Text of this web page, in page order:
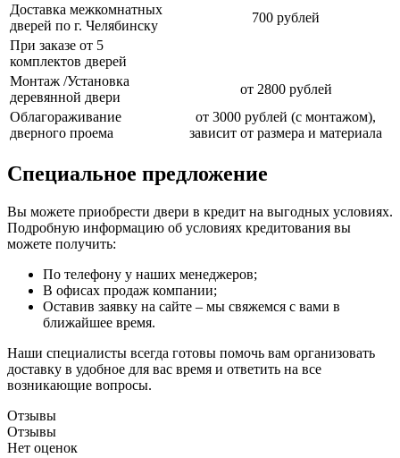
Доставка межкомнатных
дверей по г. Челябинску
700 рублей
При заказе от 5
комплектов дверей
Монтаж /Установка
деревянной двери
от 2800 рублей
Облагораживание
дверного проема
от 3000 рублей (с монтажом),
зависит от размера и материала
Специальное предложение
Вы можете приобрести двери в кредит на выгодных условиях.
Подробную информацию об условиях кредитования вы
можете получить:
По телефону у наших менеджеров;
В офисах продаж компании;
Оставив заявку на сайте – мы свяжемся с вами в
ближайшее время.
Наши специалисты всегда готовы помочь вам организовать
доставку в удобное для вас время и ответить на все
возникающие вопросы.
Отзывы
Отзывы
Нет оценок